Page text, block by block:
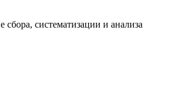
систематизации и анализа